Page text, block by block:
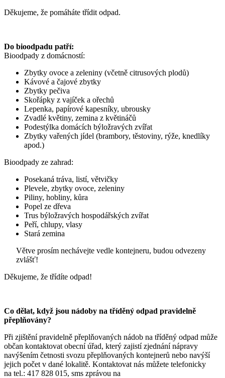
Děkujeme, že pomáháte třídit odpad.
Do bioodpadu patří:
Bioodpady z domácností:
Zbytky ovoce a zeleniny (včetně citrusových plodů)
Kávové a čajové zbytky
Zbytky pečiva
Skořápky z vajíček a ořechů
Lepenka, papírové kapesníky, ubrousky
Zvadlé květiny, zemina z květináčů
Podestýlka domácích býložravých zvířat
Zbytky vařených jídel (brambory, těstoviny, rýže, knedlíky
apod.)
Bioodpady ze zahrad:
Posekaná tráva, listí, větvičky
Plevele, zbytky ovoce, zeleniny
Piliny, hobliny, kůra
Popel ze dřeva
Trus býložravých hospodářských zvířat
Peří, chlupy, vlasy
Stará zemina
Větve prosím nechávejte vedle kontejneru, budou odvezeny
zvlášť!
Děkujeme, že třídíte odpad!
Co dělat, když jsou nádoby na tříděný odpad pravidelně
přeplňovány?
Při zjištění pravidelně přeplňovaných nádob na tříděný odpad může
občan kontaktovat obecní úřad, který zajistí zjednání nápravy
navýšením četnosti svozu přeplňovaných kontejnerů nebo navýší
jejich počet v dané lokalitě. Kontaktovat nás můžete telefonicky
na tel.: 417 828 015, sms zprávou na